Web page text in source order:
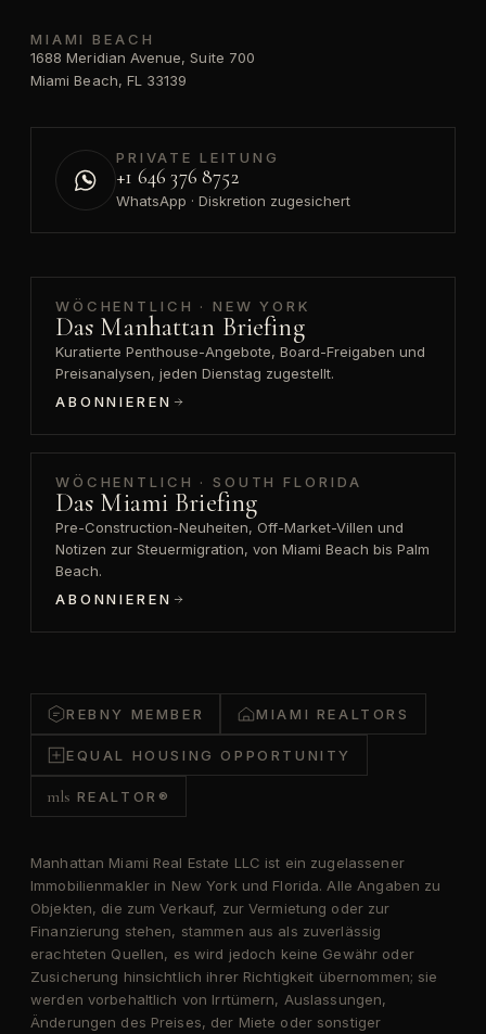
MIAMI BEACH
1688 Meridian Avenue, Suite 700
Miami Beach, FL 33139
PRIVATE LEITUNG
+1 646 376 8752
WhatsApp · Diskretion zugesichert
WÖCHENTLICH · NEW YORK
Das Manhattan Briefing
Kuratierte Penthouse-Angebote, Board-Freigaben und
Preisanalysen, jeden Dienstag zugestellt.
ABONNIEREN
WÖCHENTLICH · SOUTH FLORIDA
Das Miami Briefing
Pre-Construction-Neuheiten, Off-Market-Villen und
Notizen zur Steuermigration, von Miami Beach bis Palm
Beach.
ABONNIEREN
REBNY MEMBER MIAMI REALTORS
EQUAL HOUSING OPPORTUNITY
mls REALTOR®
Manhattan Miami Real Estate LLC ist ein zugelassener
Immobilienmakler in New York und Florida. Alle Angaben zu
Objekten, die zum Verkauf, zur Vermietung oder zur
Finanzierung stehen, stammen aus als zuverlässig
erachteten Quellen, es wird jedoch keine Gewähr oder
Zusicherung hinsichtlich ihrer Richtigkeit übernommen; sie
werden vorbehaltlich von Irrtümern, Auslassungen,
Änderungen des Preises, der Miete oder sonstiger